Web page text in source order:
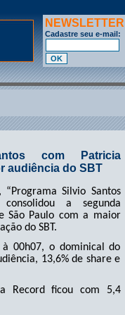
NEWSLETTER
Cadastre seu e-mail:
com Patricia
audiência do SBT
Silvio Santos
a segunda
São Paulo com a maior
do SBT.
00h07, o dominical do
13,6% de share e
Record ficou com 5,4